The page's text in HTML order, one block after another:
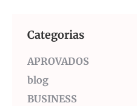
Categorias
APROVADOS
blog
BUSINESS